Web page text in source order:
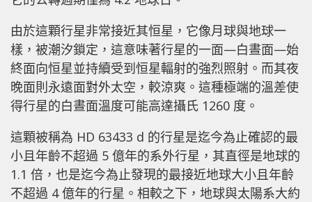
由於這顆行星非常接近其恒星，它像月球與地球一
樣，被潮汐鎖定，這意味著行星的一面—白晝面—始
終面向恒星並持續受到恒星輻射的強烈照射。而其夜
晚面則永遠面對外太空，較涼爽。這種極端的溫差使
得行星的白晝面溫度可能高達攝氏 1260 度。
這顆被稱為 HD 63433 d 的行星是迄今為止確認的最
小且年齡不超過 5 億年的系外行星，其直徑是地球的
1.1 倍，也是迄今為止發現的最接近地球大小且年齡
不超過 4 億年的行星。相較之下，地球與太陽系大約